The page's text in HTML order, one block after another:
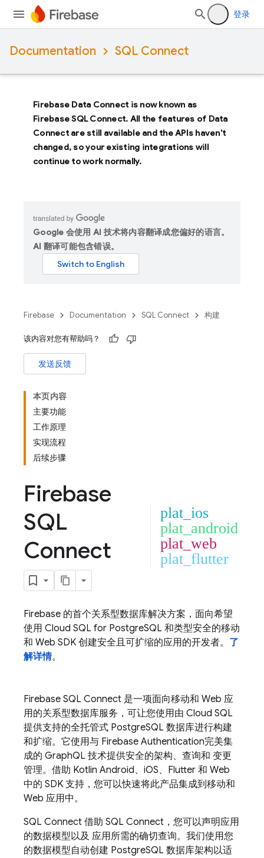
登录
Documentation SQL Connect
Firebase Data Connectis now known as
Firebase SQL Connect. All the features of Data
Connectare still available and the APIs haven't
changed, so your existing integrations will
continue to work normally.
Google 会使用 AI 技术将内容翻译成您偏好的语言。
AI 翻译可能包含错误。
Firebase Documentation SQL Connect 构建
该内容对您有帮助吗？
发送反馈
本页内容
主要功能
工作原理
实现流程
后续步骤
Firebase
SQL
Connect
plat_ios
plat_android
plat_web
plat_flutter
Firebase 的首个关系型数据库解决方案，面向希望
使用 Cloud SQL for PostgreSQL 和类型安全的移动
和 Web SDK 创建安全且可扩缩的应用的开发者。 了
解详情。
Firebase SQL Connect 是一项面向移动和 Web 应
用的关系型数据库服务，可让您使用由 Cloud SQL
提供支持的全托管式 PostgreSQL 数据库进行构建
和扩缩。它使用与 Firebase Authentication完美集
成的 GraphQL 技术提供安全的架构、查询和 变更
管理。借助 Kotlin Android、iOS、Flutter 和 Web
中的 SDK 支持，您可以快速将此产品集成到移动和
Web 应用中。
SQL Connect 借助 SQL Connect，您可以声明应用
的数据模型以及 应用所需的确切查询。我们使用您
的数据模型自动创建 PostgreSQL 数据库架构以适